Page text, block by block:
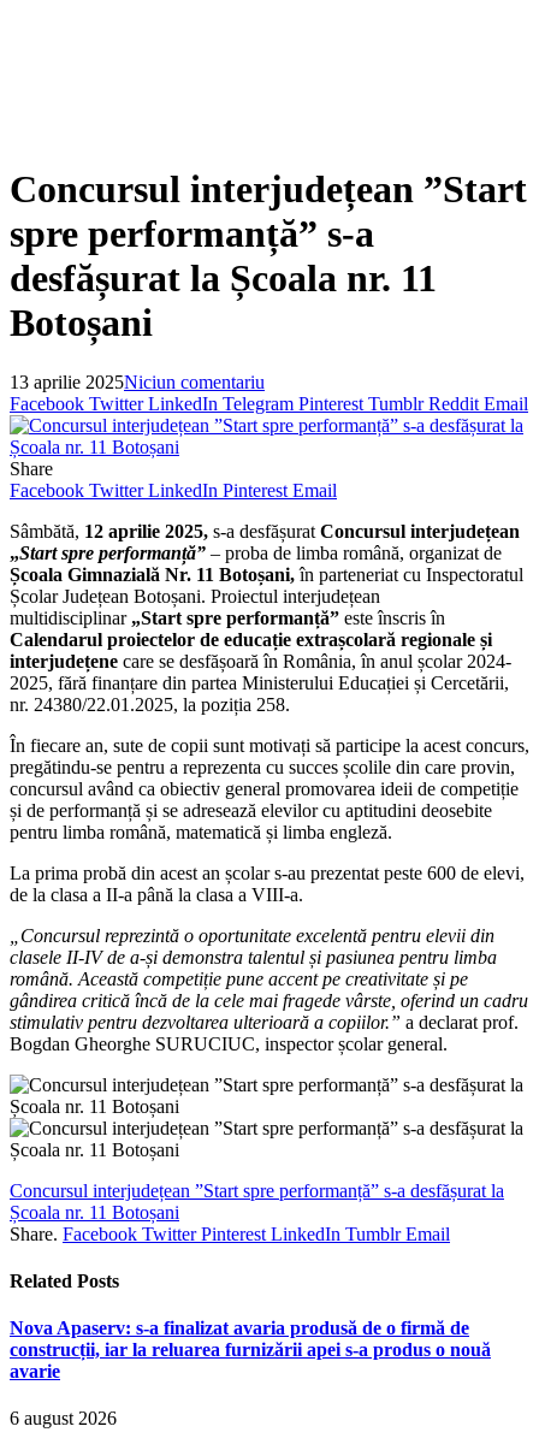
Concursul interjudețean ”Start
spre performanță” s-a
desfășurat la Școala nr. 11
Botoșani
Facebook Twitter LinkedIn Telegram
Share
Facebook
„Start spre performanță” – proba de limba română, organizat de
Școala Gimnazială Nr. 11 Botoșani, în parteneriat cu Inspectoratul
Școlar Județean Botoșani. Proiectul interjudețean
multidisciplinar„Start spre performanță”este înscris în
Calendarul proiectelor de educație extrașcolară regionale și
interjudețenecare se desfășoară în România, în anul școlar 2024-
2025, fără finanțare din partea Ministerului Educației și Cercetării,
nr. 24380/22.01.2025, la poziția 258.
pregătindu-se pentru a reprezenta cu succes școlile din care provin,
concursul având ca obiectiv general promovarea ideii de competiție
și de performanță și se adresează elevilor cu aptitudini deosebite
pentru limba română, matematică și limba engleză.
de la clasa a II-a până la clasa a VIII-a.
clasele II-IV de a-și demonstra talentul și pasiunea pentru limba
română. Această competiție pune accent pe creativitate și pe
gândirea critică încă de la cele mai fragede vârste, oferind un cadru
stimulativ pentru dezvoltarea ulterioară a copiilor.”a declarat prof.
Bogdan Gheorghe SURUCIUC, inspector școlar general.
Școala nr. 11 Botoșani
Share. Facebook Twitter
construcții, iar la reluarea furnizării apei s-a produs o nouă
avarie